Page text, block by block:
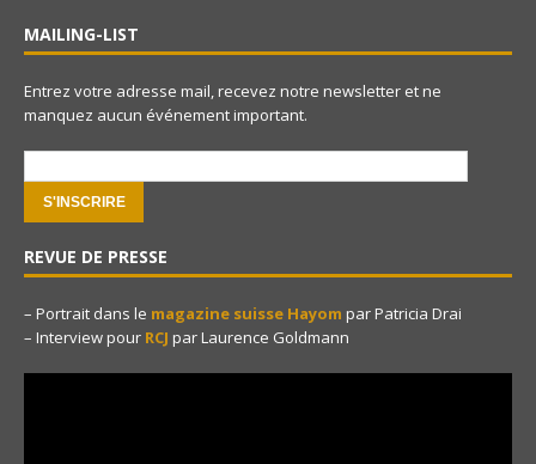
MAILING-LIST
Entrez votre adresse mail, recevez notre newsletter et ne
manquez aucun événement important.
REVUE DE PRESSE
– Portrait dans le magazine suisse Hayom par Patricia Drai
– Interview pour RCJ par Laurence Goldmann